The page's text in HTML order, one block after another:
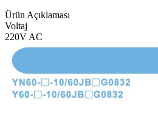
Ürün Açıklaması
Voltaj
220V AC